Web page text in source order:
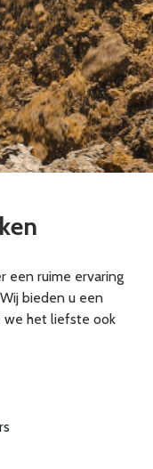
een ruime ervaring
bieden u een
we het liefste ook